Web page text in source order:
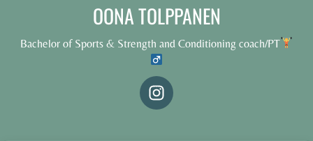
OONA TOLPPANEN
Bachelor of Sports & Strength and Conditioning coach/PT